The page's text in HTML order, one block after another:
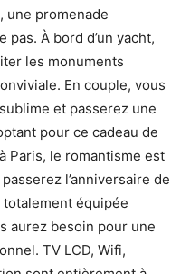
une promenade
À bord d’un yacht,
les monuments
En couple, vous
et passerez une
pour ce cadeau de
Paris, le romantisme est
l’anniversaire de
équipée
aurez besoin pour une
TV LCD, Wifi,